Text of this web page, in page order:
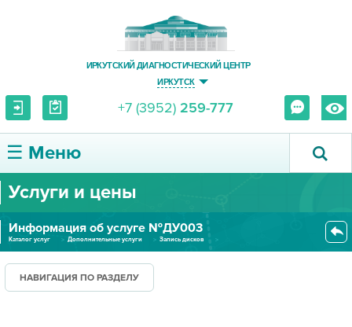
ИРКУТСКИЙ ДИАГНОСТИЧЕСКИЙ ЦЕНТР
ИРКУТСК
+7 (3952) 259-777
☰ Меню
О ЦЕНТРЕ
УСЛУГИ И ЦЕНЫ
ПАЦИЕНТУ
Услуги и цены
Информация об услуге №ДУ003
Каталог услуг Дополнительные услуги
Запись дисков
НАВИГАЦИЯ ПО РАЗДЕЛУ